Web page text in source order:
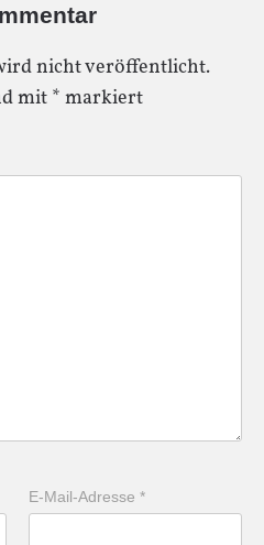
nicht veröffentlicht.
mit * markiert
E-Mail-Adresse*